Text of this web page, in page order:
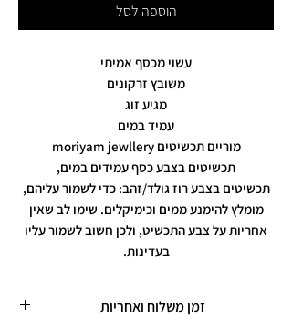
הוספה לסל
עשוי מכסף אמיתי
משובץ זרקונים
מגיע זוג
עמיד במים
מוריים תכשיטים moriyam jewllery
תכשיטים בצבע כסף עמידים במים,
תכשיטים בצבע רוז גולד/זהב: כדי לשמור עליהם,
מומלץ להימנע ממים וכימיקלים. שימו לב שאין
אחריות על צבע התכשיט, ולכן חשוב לשמור עליו
בעדינות.
זמן משלוח ואחריות